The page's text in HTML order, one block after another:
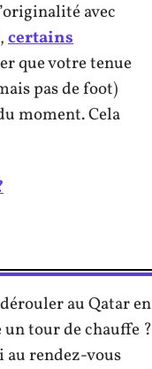
avec
certains
que votre tenue
pas de foot)
moment. Cela
au Qatar en
tour de chauffe ?
au rendez-vous